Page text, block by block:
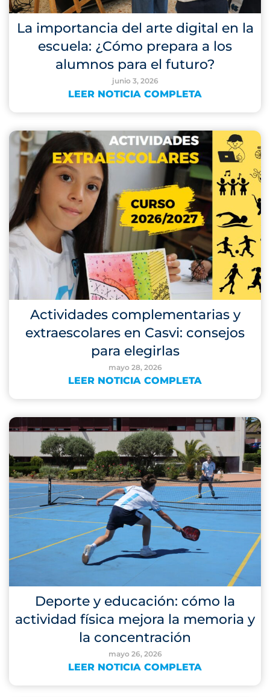
La importancia del arte digital en la
escuela: ¿Cómo prepara a los
alumnos para el futuro?
junio 3, 2026
LEER NOTICIA COMPLETA
Actividades complementarias y
extraescolares en Casvi: consejos
para elegirlas
mayo 28, 2026
LEER NOTICIA COMPLETA
Deporte y educación: cómo la
actividad física mejora la memoria y
la concentración
mayo 26, 2026
LEER NOTICIA COMPLETA